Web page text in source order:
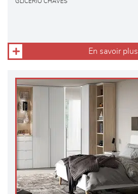
GLICERIO CHAVES
En savoir plus